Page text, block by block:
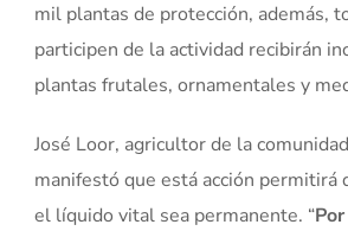
mil plantas de protección, además,
participen de la actividad recibirán
plantas frutales, ornamentales y
José Loor, agricultor de la
manifestó que está acción permitirá
el líquido vital sea permanente. “